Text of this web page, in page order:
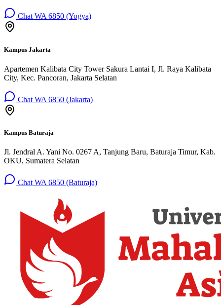
Chat WA 6850 (Yogya)
Kampus Jakarta
Apartemen Kalibata City Tower Sakura Lantai I, Jl. Raya Kalibata
City, Kec. Pancoran, Jakarta Selatan
Chat WA 6850 (Jakarta)
Kampus Baturaja
Jl. Jendral A. Yani No. 0267 A, Tanjung Baru, Baturaja Timur, Kab.
OKU, Sumatera Selatan
Chat WA 6850 (Baturaja)